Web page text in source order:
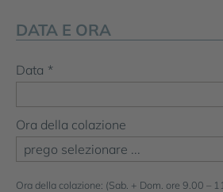
DATA E ORA
Data *
Ora della colazione
Ora della colazione: (Sab. + Dom. ore 9.00 –